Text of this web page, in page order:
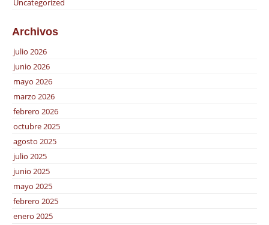
Uncategorized
Archivos
julio 2026
junio 2026
mayo 2026
marzo 2026
febrero 2026
octubre 2025
agosto 2025
julio 2025
junio 2025
mayo 2025
febrero 2025
enero 2025